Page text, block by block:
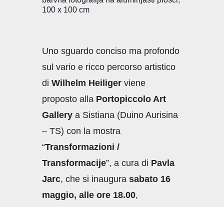
100 x 100 cm
Uno sguardo conciso ma profondo
sul vario e ricco percorso artistico
di Wilhelm Heiliger viene
proposto alla Portopiccolo Art
Gallery a Sistiana (Duino Aurisina
– TS) con la mostra
“Transformazioni /
Transformacije”, a cura di Pavla
Jarc, che si inaugura sabato 16
maggio, alle ore 18.00,